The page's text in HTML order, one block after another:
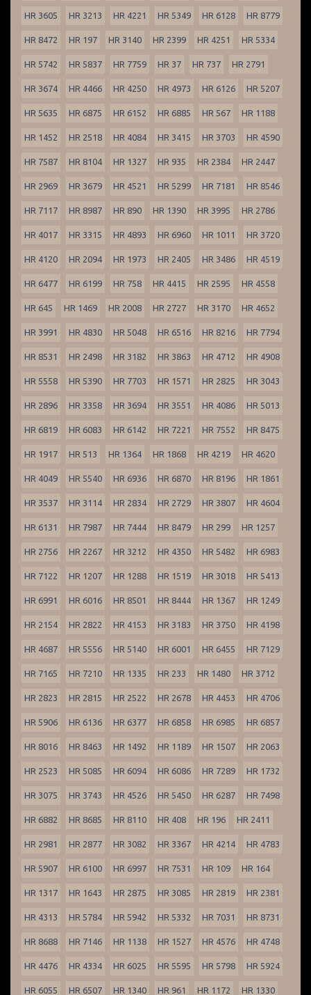
HR 3605 HR 3213 HR 4221 HR 5349 HR 6128 HR 8779
HR 8472 HR 197 HR 3140 HR 2399 HR 4251 HR 5334
HR 5742 HR 5837 HR 7759 HR 37 HR 737 HR 2791
HR 3674 HR 4466 HR 4250 HR 4973 HR 6126 HR 5207
HR 5635 HR 6875 HR 6152 HR 6885 HR 567 HR 1188
HR 1452 HR 2518 HR 4084 HR 3415 HR 3703 HR 4590
HR 7587 HR 8104 HR 1327 HR 935 HR 2384 HR 2447
HR 2969 HR 3679 HR 4521 HR 5299 HR 7181 HR 8546
HR 7117 HR 8987 HR 890 HR 1390 HR 3995 HR 2786
HR 4017 HR 3315 HR 4893 HR 6960 HR 1011 HR 3720
HR 4120 HR 2094 HR 1973 HR 2405 HR 3486 HR 4519
HR 6477 HR 6199 HR 758 HR 4415 HR 2595 HR 4558
HR 645 HR 1469 HR 2008 HR 2727 HR 3170 HR 4652
HR 3991 HR 4830 HR 5048 HR 6516 HR 8216 HR 7794
HR 8531 HR 2498 HR 3182 HR 3863 HR 4712 HR 4908
HR 5558 HR 5390 HR 7703 HR 1571 HR 2825 HR 3043
HR 2896 HR 3358 HR 3694 HR 3551 HR 4086 HR 5013
HR 6819 HR 6083 HR 6142 HR 7221 HR 7552 HR 8475
HR 1917 HR 513 HR 1364 HR 1868 HR 4219 HR 4620
HR 4049 HR 5540 HR 6936 HR 6870 HR 8196 HR 1861
HR 3537 HR 3114 HR 2834 HR 2729 HR 3807 HR 4604
HR 6131 HR 7987 HR 7444 HR 8479 HR 299 HR 1257
HR 2756 HR 2267 HR 3212 HR 4350 HR 5482 HR 6983
HR 7122 HR 1207 HR 1288 HR 1519 HR 3018 HR 5413
HR 6991 HR 6016 HR 8501 HR 8444 HR 1367 HR 1249
HR 2154 HR 2822 HR 4153 HR 3183 HR 3750 HR 4198
HR 4687 HR 5556 HR 5140 HR 6001 HR 6455 HR 7129
HR 7165 HR 7210 HR 1335 HR 233 HR 1480 HR 3712
HR 2823 HR 2815 HR 2522 HR 2678 HR 4453 HR 4706
HR 5906 HR 6136 HR 6377 HR 6858 HR 6985 HR 6857
HR 8016 HR 8463 HR 1492 HR 1189 HR 1507 HR 2063
HR 2523 HR 5085 HR 6094 HR 6086 HR 7289 HR 1732
HR 3075 HR 3743 HR 4526 HR 5450 HR 6287 HR 7498
HR 6882 HR 8685 HR 8110 HR 408 HR 196 HR 2411
HR 2981 HR 2877 HR 3082 HR 3367 HR 4214 HR 4783
HR 5907 HR 6100 HR 6997 HR 7531 HR 109 HR 164
HR 1317 HR 1643 HR 2875 HR 3085 HR 2819 HR 2381
HR 4313 HR 5784 HR 5942 HR 5332 HR 7031 HR 8731
HR 8688 HR 7146 HR 1138 HR 1527 HR 4576 HR 4748
HR 4476 HR 4334 HR 6025 HR 5595 HR 5798 HR 5924
HR 6055 HR 6507 HR 1340 HR 961 HR 1172 HR 1330